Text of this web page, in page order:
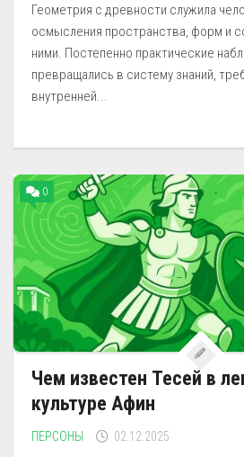
Геометрия с древности служила
осмысления пространства, форм и
ними. Постепенно практические
превращались в систему знаний,
внутренней...
0
Чем известен Тесей в
культуре Афин
ПЕРСОНЫ 02.12.2025